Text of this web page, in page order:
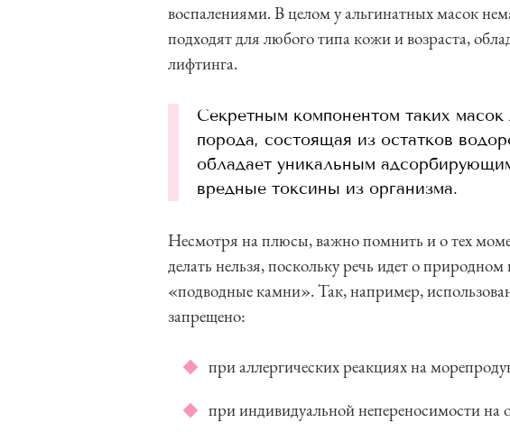
воспалениями. В целом у альгинатных масок
подходят для любого типа кожи и возраста,
лифтинга.
Секретным компонентом таких
порода, состоящая из остатков
обладает уникальным
вредные токсины из организма.
Несмотря на плюсы, важно помнить и о тех
делать нельзя, поскольку речь идет о
«подводные камни». Так, например,
запрещено:
при аллергических реакциях на
при индивидуальной непереносимости на